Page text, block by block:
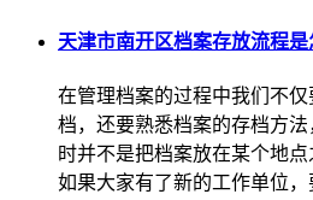
天津市南开区档案存放流程是
在管理档案的过程中我们不
档，还要熟悉档案的存档方
时并不是把档案放在某个地点
如果大家有了新的工作单位